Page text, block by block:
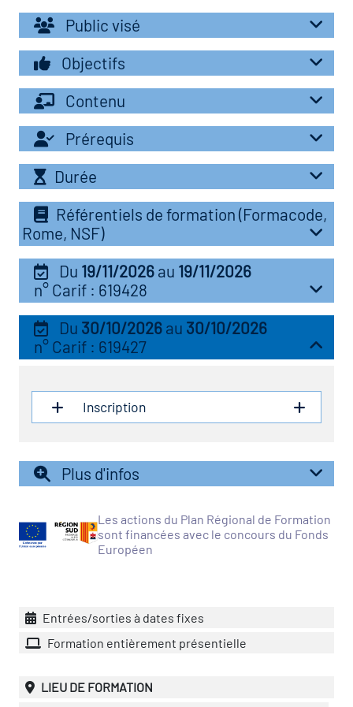
les métiers
clés métiers et
lieu d'information ou
des métiers en
de l'Economie
Solidaire (ESS)
du secteur sanitaire
de l'Industrie
emploi-formation
de construction)
des secteurs(en
construction)
Public visé
Objectifs
Contenu
Prérequis
Durée
Référentiels de formation (Formacode,
Rome, NSF)
Du 19/11/2026 au 19/11/2026
n° Carif : 619428
Du 30/10/2026 au 30/10/2026
n° Carif : 619427
Inscription
Plus d'infos
Les actions du Plan Régional de Formation
sont financées avec le concours du Fonds
Européen
Entrées/sorties à dates fixes
Formation entièrement présentielle
LIEU DE FORMATION